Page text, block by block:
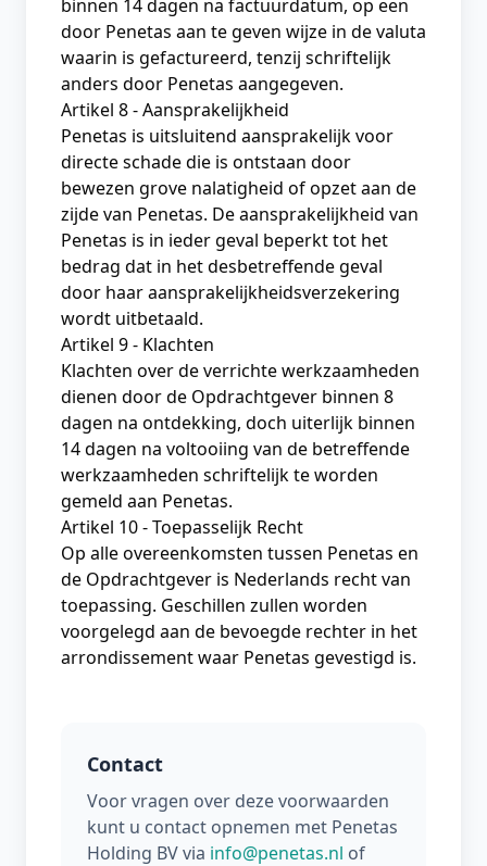
binnen 14 dagen na factuurdatum, op een
door Penetas aan te geven wijze in de valuta
waarin is gefactureerd, tenzij schriftelijk
anders door Penetas aangegeven.
Artikel 8 - Aansprakelijkheid
Penetas is uitsluitend aansprakelijk voor
directe schade die is ontstaan door
bewezen grove nalatigheid of opzet aan de
zijde van Penetas. De aansprakelijkheid van
Penetas is in ieder geval beperkt tot het
bedrag dat in het desbetreffende geval
door haar aansprakelijkheidsverzekering
wordt uitbetaald.
Artikel 9 - Klachten
Klachten over de verrichte werkzaamheden
dienen door de Opdrachtgever binnen 8
dagen na ontdekking, doch uiterlijk binnen
14 dagen na voltooiing van de betreffende
werkzaamheden schriftelijk te worden
gemeld aan Penetas.
Artikel 10 - Toepasselijk Recht
Op alle overeenkomsten tussen Penetas en
de Opdrachtgever is Nederlands recht van
toepassing. Geschillen zullen worden
voorgelegd aan de bevoegde rechter in het
arrondissement waar Penetas gevestigd is.
Contact
Voor vragen over deze voorwaarden
kunt u contact opnemen met Penetas
Holding BV via info@penetas.nl of